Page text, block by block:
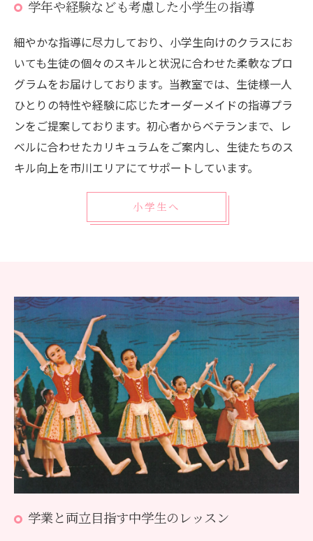
学年や経験なども考慮した小学生の指導
細やかな指導に尽力しており、小学生向けのクラスにお
いても生徒の個々のスキルと状況に合わせた柔軟なプロ
グラムをお届けしております。当教室では、生徒様一人
ひとりの特性や経験に応じたオーダーメイドの指導プラ
ンをご提案しております。初心者からベテランまで、レ
ベルに合わせたカリキュラムをご案内し、生徒たちのス
キル向上を市川エリアにてサポートしています。
小学生へ
学業と両立目指す中学生のレッスン